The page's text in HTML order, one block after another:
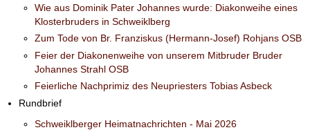
Wie aus Dominik Pater Johannes wurde: Diakonweihe eines
Klosterbruders in Schweiklberg
Zum Tode von Br. Franziskus (Hermann-Josef) Rohjans OSB
Feier der Diakonenweihe von unserem Mitbruder Bruder
Johannes Strahl OSB
Feierliche Nachprimiz des Neupriesters Tobias Asbeck
Rundbrief
Schweiklberger Heimatnachrichten - Mai 2026